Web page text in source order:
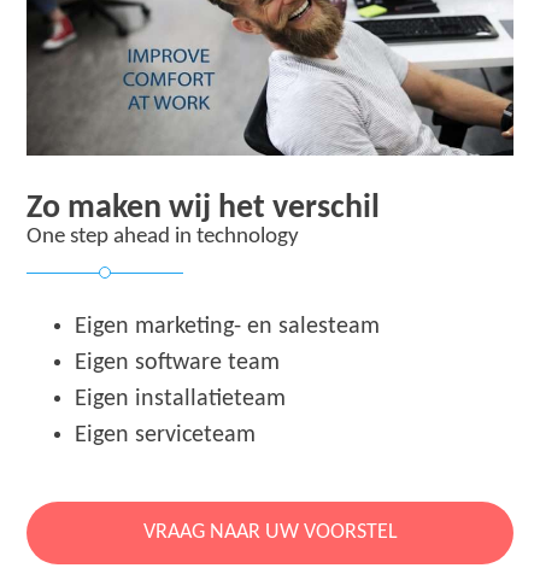
Zo maken wij het verschil
One step ahead in technology
Eigen marketing- en salesteam
Eigen software team
Eigen installatieteam
Eigen serviceteam
VRAAG NAAR UW VOORSTEL